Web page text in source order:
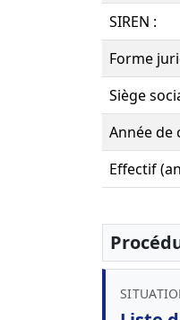
SIREN :
Forme
Siège
Année de
Effectif